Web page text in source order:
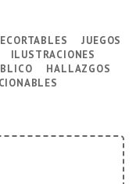
juegos
ilustraciones
hallazgos